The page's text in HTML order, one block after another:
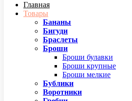
Главная
Товары
Бананы
Бигуди
Браслеты
Броши
Броши булавки
Броши крупные
Броши мелкие
Бублики
Воротники